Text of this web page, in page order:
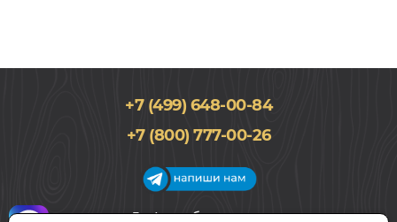
Дуб, Елочкой, Елка Французская, Лак, Прайм
+7 (499) 648-00-84
+7 (800) 777-00-26
График работы салона